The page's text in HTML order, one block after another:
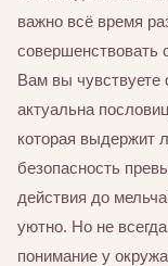
важно всё время
совершенствовать
Вам вы чувствуете
актуальна
которая выдержит
безопасность
действия до
уютно. Но не
понимание у